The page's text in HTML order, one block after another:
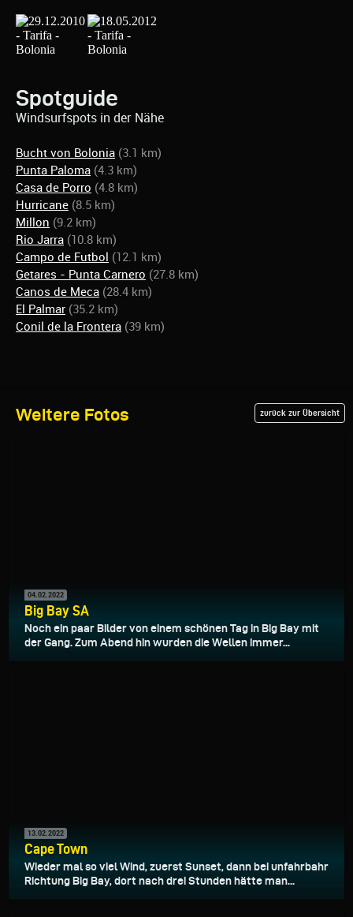
Spotguide
Windsurfspots in der Nähe
Bucht von Bolonia (3.1 km)
Punta Paloma (4.3 km)
Casa de Porro (4.8 km)
Hurricane (8.5 km)
Millon (9.2 km)
Rio Jarra (10.8 km)
Campo de Futbol (12.1 km)
Getares - Punta Carnero (27.8 km)
Canos de Meca (28.4 km)
El Palmar (35.2 km)
Conil de la Frontera (39 km)
Weitere Fotos zurück zur Übersicht
04.02.2022
Big Bay SA
Noch ein paar Bilder von einem schönen Tag in Big Bay mit
der Gang. Zum Abend hin wurden die Wellen immer...
13.02.2022
Cape Town
Wieder mal so viel Wind, zuerst Sunset, dann bei unfahrbahr
Richtung Big Bay, dort nach drei Stunden hätte man...